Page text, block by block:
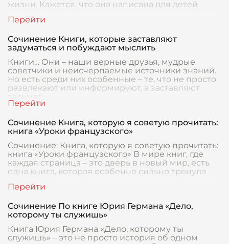
жизни. Кажется, что она написана для детей
Сочинение Книги, которые заставляют
задуматься и побуждают мыслить
Книги… Они – наши верные друзья, мудрые
советчики и неисчерпаемые источники знаний.
Но есть среди них особенные – те, что не просто
развлекают или информируют, а заставляют
Сочинение Книга, которую я советую прочитать:
книга «Уроки французского»
Сочинение: Книга, которую я советую прочитать:
книга «Уроки французского» В мире книг, где
каждая страница – это дверь в новый мир, есть
одна книга, которая особенно сильно тронула
Сочинение По книге Юрия Германа «Дело,
которому ты служишь»
Книга Юрия Германа «Дело, которому ты
служишь» – это не просто история об одном